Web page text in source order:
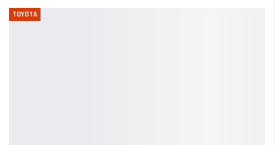
TOYOTA